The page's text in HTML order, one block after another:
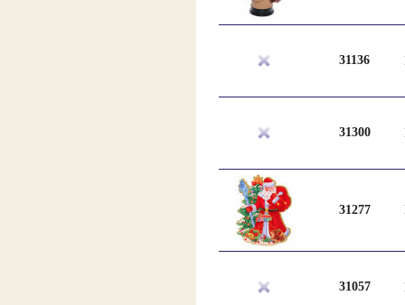
31136
31300
31277
31057